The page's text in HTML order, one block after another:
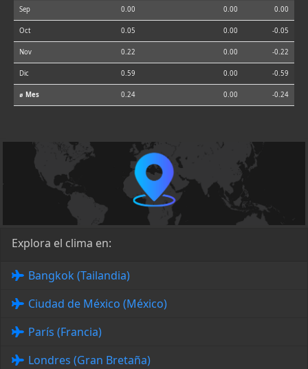
Sep 0.00 0.00 0.00
Oct 0.05 0.00 -0.05
Nov 0.22 0.00 -0.22
Dic 0.59 0.00 -0.59
⌀ Mes 0.24 0.00 -0.24
Explora el clima en:
Bangkok (Tailandia)
Ciudad de México (México)
París (Francia)
Londres (Gran Bretaña)